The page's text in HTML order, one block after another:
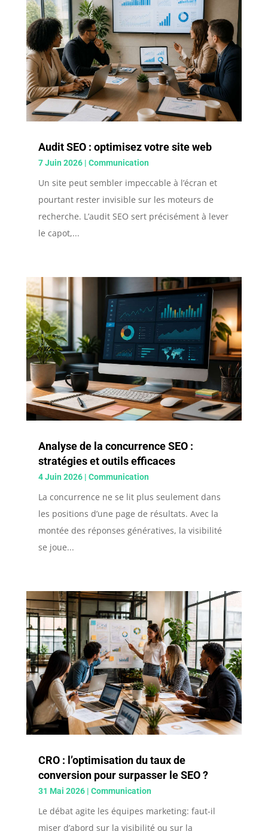
Audit SEO : optimisez votre site web
7 Juin 2026| Communication
Un site peut sembler impeccable à l’écran et
pourtant rester invisible sur les moteurs de
recherche. L’audit SEO sert précisément à lever
le capot,...
Analyse de la concurrence SEO :
stratégies et outils efficaces
4 Juin 2026| Communication
La concurrence ne se lit plus seulement dans
les positions d’une page de résultats. Avec la
montée des réponses génératives, la visibilité
se joue...
CRO : l’optimisation du taux de
conversion pour surpasser le SEO ?
31 Mai 2026| Communication
Le débat agite les équipes marketing: faut-il
miser d’abord sur la visibilité ou sur la